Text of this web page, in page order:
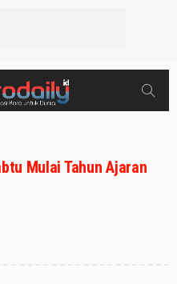
Mulai Tahun Ajaran